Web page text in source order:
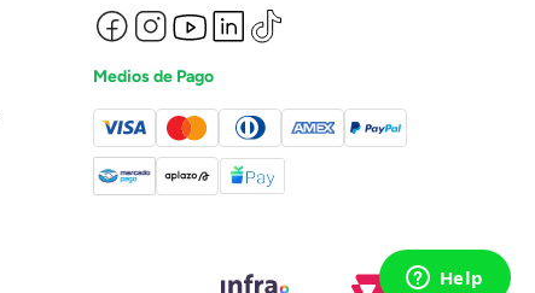
Medios de Pago